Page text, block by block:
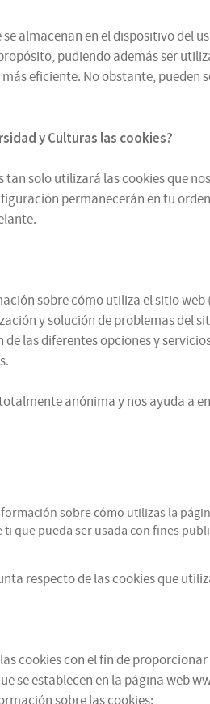
almacenan en el dispositivo
pudiendo además ser
eficiente. No obstante,
y Culturas las cookies?
solo utilizará las cookies que
permanecerán en tu
sobre cómo utiliza el sitio
y solución de problemas del
las diferentes opciones y
anónima y nos ayuda
sobre cómo utilizas la
que pueda ser usada con fines
respecto de las cookies que
cookies con el fin de
se establecen en la página web